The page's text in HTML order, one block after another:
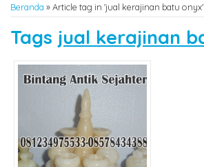
Beranda »Article tag in 'jual kerajinan batu onyx'
Tags jual kerajinan